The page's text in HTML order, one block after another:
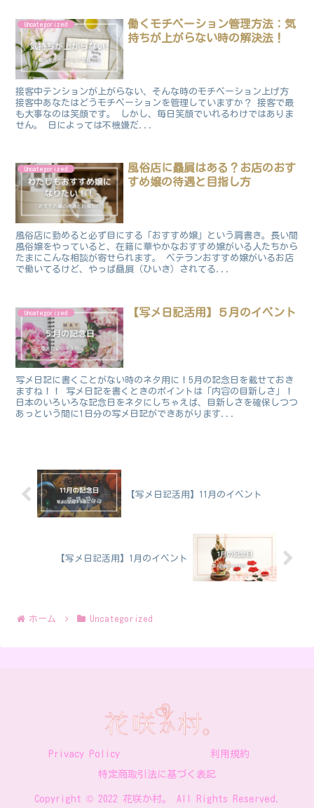
Uncategorized
働くモチベーション管理方法：気
持ちが上がらない時の解決法！
接客中テンションが上がらない、そんな時のモチベーション上げ方
接客中あなたはどうモチベーションを管理していますか？ 接客で最
も大事なのは笑顔です。 しかし、毎日笑顔でいれるわけではありま
せん。 日によっては不機嫌だ...
Uncategorized
風俗店に贔屓はある？お店のおす
すめ嬢の待遇と目指し方
風俗店に勤めると必ず目にする「おすすめ嬢」という肩書き。長い間
風俗嬢をやっていると、在籍に華やかなおすすめ嬢がいる人たちから
たまにこんな相談が寄せられます。 ベテランおすすめ嬢がいるお店
で働いてるけど、やっぱ贔屓（ひいき）されてる...
Uncategorized 【写メ日記活用】５月のイベント
写メ日記に書くことがない時のネタ用に！5月の記念日を載せておき
ますね！！ 写メ日記を書くときのポイントは「内容の目新しさ」！
日本のいろいろな記念日をネタにしちゃえば、目新しさを確保しつつ
あっという間に1日分の写メ日記ができあがります...
【写メ日記活用】11月のイベント
【写メ日記活用】1月のイベント
ホーム Uncategorized
Privacy Policy 利用規約
特定商取引法に基づく表記
Copyright © 2022 花咲か村。 All Rights Reserved.